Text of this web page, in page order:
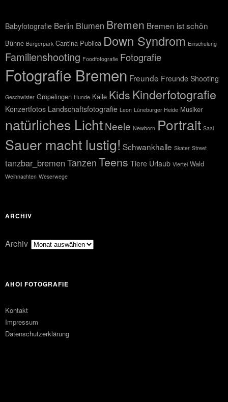
Babyfotografie Berlin Blumen Bremen Bremen ist schön
Bühne Bürgerpark Cantina Publica Down Syndrom Einschulung
Familienshooting Foodfotografie Fotografie
Fotografie Bremen Freunde Freunde Shooting
Geschwister Gröpelingen Hunde Kalle Kids Kinderfotografie
Konzertfotos Landschaftsfotografie Leon Lüneburger Heide Musiker
natürliches LichtNeele Newborn Portrait Saal
Sauer macht lustig! Schwankhalle Skater Street
tanzbar_bremen Tanzen Teens Tiere Urlaub Viertel Wald
Weihnachten Weserwege
ARCHIV
Archiv
AHOI FOTOGRAFIE
Kontakt
Impressum
Datenschutzerklärung